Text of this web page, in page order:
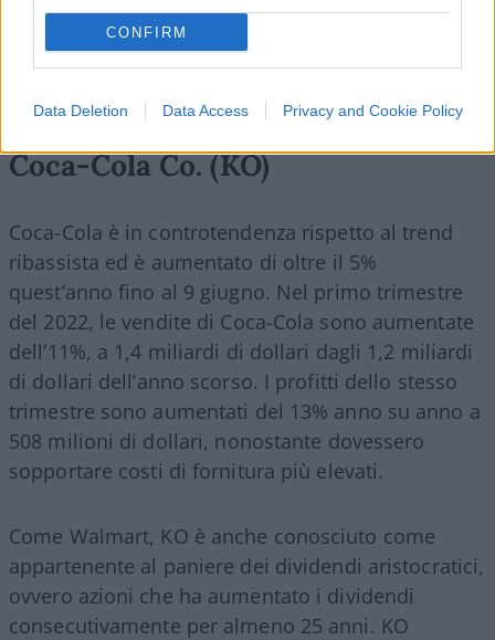
CONFIRM
Data Deletion Data Access Privacy and Cookie Policy
Coca-Cola Co. (KO)
Coca-Cola è in controtendenza rispetto al trend
ribassista ed è aumentato di oltre il 5%
quest’anno fino al 9 giugno. Nel primo trimestre
del 2022, le vendite di Coca-Cola sono aumentate
dell’11%, a 1,4 miliardi di dollari dagli 1,2 miliardi
di dollari dell’anno scorso. I profitti dello stesso
trimestre sono aumentati del 13% anno su anno a
508 milioni di dollari, nonostante dovessero
sopportare costi di fornitura più elevati.
Come Walmart, KO è anche conosciuto come
appartenente al paniere dei dividendi aristocratici,
ovvero azioni che ha aumentato i dividendi
consecutivamente per almeno 25 anni. KO